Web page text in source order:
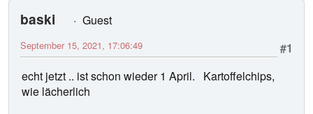
baski
Guest
#1
September 15, 2021, 17:06:49
echt jetzt .. ist schon wieder 1 April. Kartoffelchips,
wie lächerlich